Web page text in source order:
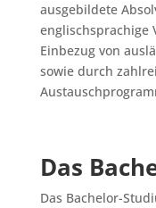
ausgebildete
englischsprachige
Einbezug von
sowie durch
Das
Das Bachelor-